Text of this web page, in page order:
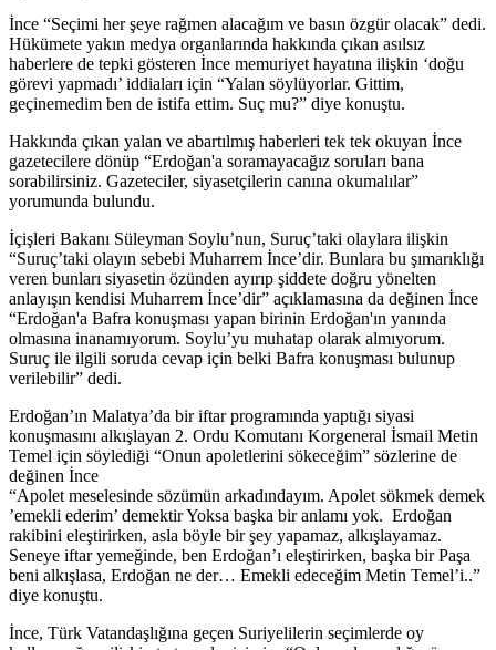
İnce “Seçimi her şeye rağmen alacağım ve basın özgür olacak” dedi.
Hükümete yakın medya organlarında hakkında çıkan asılsız
haberlere de tepki gösteren İnce memuriyet hayatına ilişkin ‘doğu
görevi yapmadı’ iddiaları için “Yalan söylüyorlar. Gittim,
geçinemedim ben de istifa ettim. Suç mu?” diye konuştu.
Hakkında çıkan yalan ve abartılmış haberleri tek tek okuyan İnce
gazetecilere dönüp “Erdoğan'a soramayacağız soruları bana
sorabilirsiniz. Gazeteciler, siyasetçilerin canına okumalılar”
yorumunda bulundu.
İçişleri Bakanı Süleyman Soylu’nun, Suruç’taki olaylara ilişkin
“Suruç’taki olayın sebebi Muharrem İnce’dir. Bunlara bu şımarıklığı
veren bunları siyasetin özünden ayırıp şiddete doğru yönelten
anlayışın kendisi Muharrem İnce’dir” açıklamasına da değinen İnce
“Erdoğan'a Bafra konuşması yapan birinin Erdoğan'ın yanında
olmasına inanamıyorum. Soylu’yu muhatap olarak almıyorum.
Suruç ile ilgili soruda cevap için belki Bafra konuşması bulunup
verilebilir” dedi.
Erdoğan’ın Malatya’da bir iftar programında yaptığı siyasi
konuşmasını alkışlayan 2. Ordu Komutanı Korgeneral İsmail Metin
Temel için söylediği “Onun apoletlerini sökeceğim” sözlerine de
değinen İnce
“Apolet meselesinde sözümün arkadındayım. Apolet sökmek demek
’emekli ederim’ demektir Yoksa başka bir anlamı yok. Erdoğan
rakibini eleştirirken, asla böyle bir şey yapamaz, alkışlayamaz.
Seneye iftar yemeğinde, ben Erdoğan’ı eleştirirken, başka bir Paşa
beni alkışlasa, Erdoğan ne der… Emekli edeceğim Metin Temel’i..”
diye konuştu.
İnce, Türk Vatandaşlığına geçen Suriyelilerin seçimlerde oy